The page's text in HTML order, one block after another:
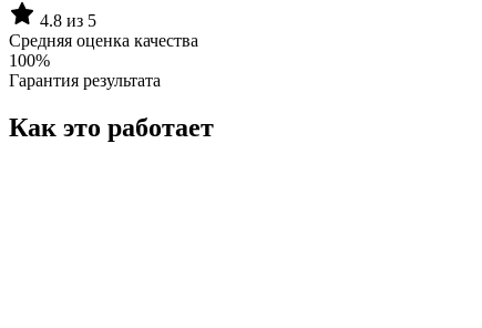
4.8 из 5
Средняя оценка качества
100%
Гарантия результата
Как это работает